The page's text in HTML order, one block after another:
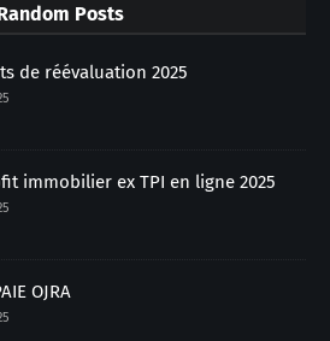
Posts
de réévaluation 2025
immobilier ex TPI en ligne 2025
OJRA